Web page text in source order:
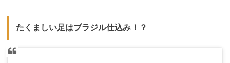
たくましい足はブラジル仕込み！？